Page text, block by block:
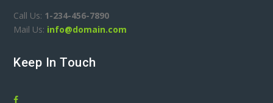
Call Us: 1-234-456-7890
Mail Us: info@domain.com
Keep In Touch